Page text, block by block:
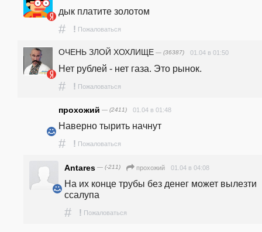
дык платите золотом
# ! Пожаловаться
ОЧЕНЬ ЗЛОЙ ХОХЛИЩЕ — (36387) 01.04 в 01:50
Нет рублей - нет газа. Это рынок.
# ! Пожаловаться
прохожий — (2411) 01.04 в 01:48
Наверно тырить начнут
# ! Пожаловаться
Antares — (-211) прохожий 01.04 в 04:08
На их конце трубы без денег может вылезти
ссалупа
# ! Пожаловаться